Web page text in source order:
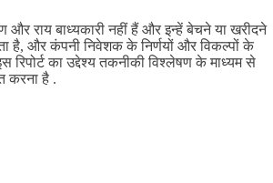
और राय बाध्यकारी नहीं हैं और इन्हें बेचने या खरीदने
है, और कंपनी निवेशक के निर्णयों और विकल्पों के
रिपोर्ट का उद्देश्य तकनीकी विश्लेषण के माध्यम से
करना है .